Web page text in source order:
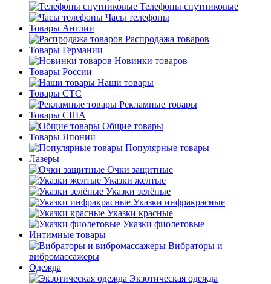
Телефоны спутниковые
Часы телефоны
Товары Англии
Распродажа товаров
Товары Германии
Новинки товаров
Товары России
Наши товары
Товары СТС
Рекламные товары
Товары США
Общие товары
Товары Японии
Популярные товары
Лазеры
Очки защитные
Указки желтые
Указки зелёные
Указки инфракрасные
Указки красные
Указки фиолетовые
Интимные товары
Вибраторы и
вибромассажеры
Одежда
Экзотическая одежда